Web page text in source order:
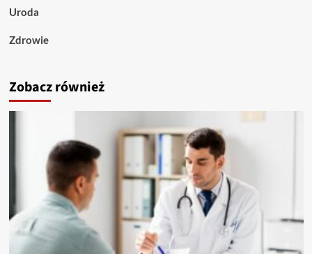
Uroda
Zdrowie
Zobacz również